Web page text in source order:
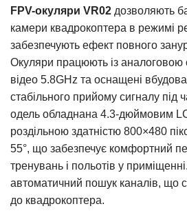
FPV-окуляри VR02 дозволяють
камери квадрокоптера в режимі
забезпечують ефект повного
Окуляри працюють із аналоговою
відео 5.8GHz та оснащені
стабільного прийому сигналу під
одель обладнана 4.3-дюймовим
роздільною здатністю 800×480
55°, що забезпечує комфортний
тренувань і польотів у
автоматичний пошук каналів, що
до квадрокоптера.